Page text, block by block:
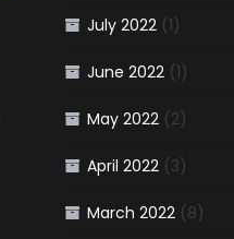
July 2022 (1)
June 2022 (1)
May 2022 (2)
April 2022 (3)
March 2022 (8)